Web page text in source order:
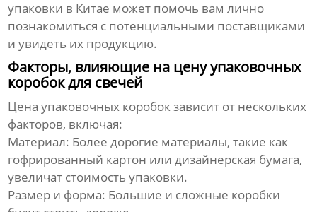
упаковки в Китае может помочь вам лично
познакомиться с потенциальными поставщиками
и увидеть их продукцию.
Факторы, влияющие на цену упаковочных
коробок для свечей
Цена упаковочных коробок зависит от нескольких
факторов, включая:
Материал: Более дорогие материалы, такие как
гофрированный картон или дизайнерская бумага,
увеличат стоимость упаковки.
Размер и форма: Большие и сложные коробки